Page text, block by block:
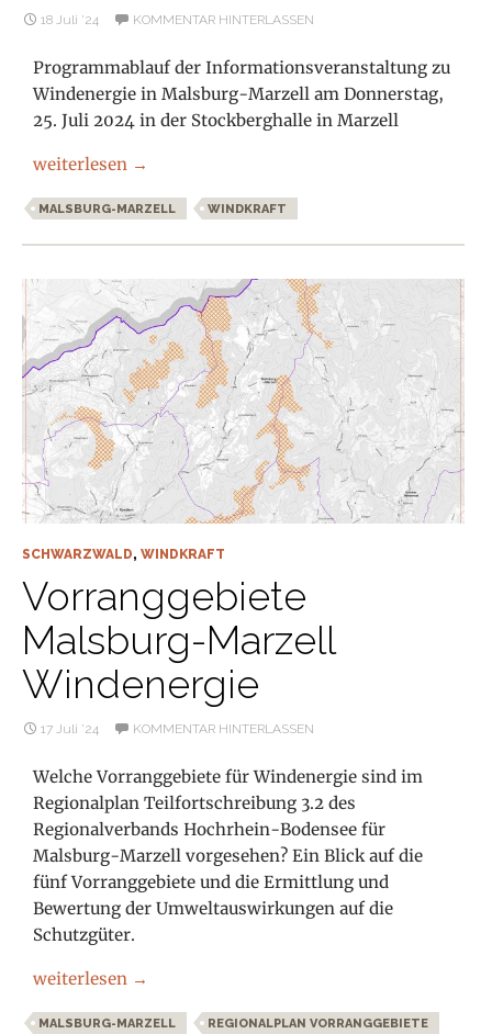
18 Juli ’24 KOMMENTAR HINTERLASSEN
Programmablauf der Informationsveranstaltung zu
Windenergie in Malsburg-Marzell am Donnerstag,
25. Juli 2024 in der Stockberghalle in Marzell
Windkraft Bürgerinformationsveranstaltung 25. Juli
weiterlesen →
MALSBURG-MARZELL WINDKRAFT
SCHWARZWALD, WINDKRAFT
Vorranggebiete
Malsburg-Marzell
Windenergie
17 Juli ’24 KOMMENTAR HINTERLASSEN
Welche Vorranggebiete für Windenergie sind im
Regionalplan Teilfortschreibung 3.2 des
Regionalverbands Hochrhein-Bodensee für
Malsburg-Marzell vorgesehen? Ein Blick auf die
fünf Vorranggebiete und die Ermittlung und
Bewertung der Umweltauswirkungen auf die
Schutzgüter.
Vorranggebiete Malsburg-Marzell Windenergie
weiterlesen →
MALSBURG-MARZELL
REGIONALPLAN VORRANGGEBIETE